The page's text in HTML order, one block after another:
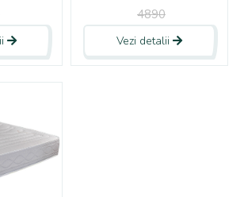
4890
Vezi detalii